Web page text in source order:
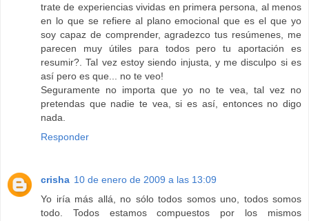
trate de experiencias vividas en primera persona, al menos
en lo que se refiere al plano emocional que es el que yo
soy capaz de comprender, agradezco tus resúmenes, me
parecen muy útiles para todos pero tu aportación es
resumir?. Tal vez estoy siendo injusta, y me disculpo si es
así pero es que... no te veo!
Seguramente no importa que yo no te vea, tal vez no
pretendas que nadie te vea, si es así, entonces no digo
nada.
Responder
crisha 10 de enero de 2009 a las 13:09
Yo iría más allá, no sólo todos somos uno, todos somos
todo. Todos estamos compuestos por los mismos